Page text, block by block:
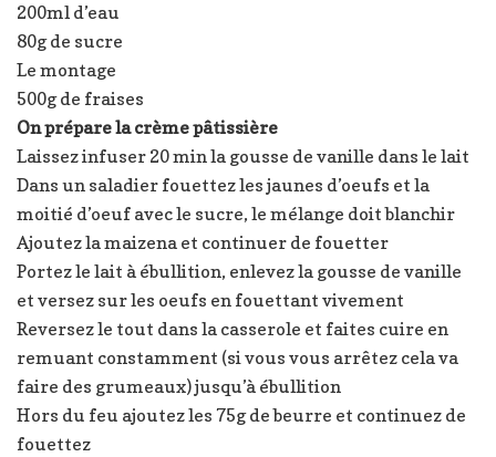
200ml d’eau
80g de sucre
Le montage
500g de fraises
On prépare la crème pâtissière
Laissez infuser 20 min la gousse de vanille dans le lait
Dans un saladier fouettez les jaunes d’oeufs et la
moitié d’oeuf avec le sucre, le mélange doit blanchir
Ajoutez la maizena et continuer de fouetter
Portez le lait à ébullition, enlevez la gousse de vanille
et versez sur les oeufs en fouettant vivement
Reversez le tout dans la casserole et faites cuire en
remuant constamment (si vous vous arrêtez cela va
faire des grumeaux) jusqu’à ébullition
Hors du feu ajoutez les 75g de beurre et continuez de
fouettez